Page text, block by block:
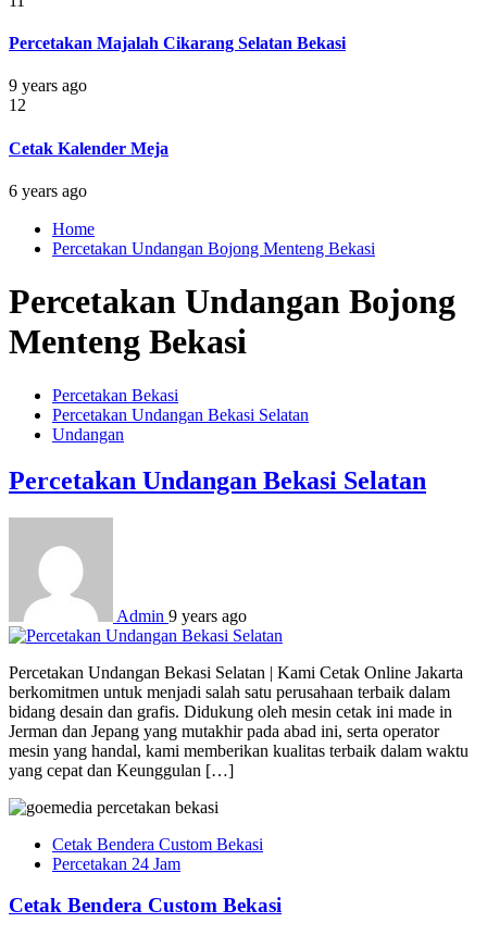
Percetakan Majalah Cikarang Selatan Bekasi
9 years ago
12
Cetak Kalender Meja
6 years ago
Home
Percetakan Undangan Bojong Menteng Bekasi
Percetakan Undangan Bojong
Menteng Bekasi
Percetakan Bekasi
Percetakan Undangan Bekasi Selatan
Undangan
Percetakan Undangan Bekasi Selatan
Admin 9 years ago
Percetakan Undangan Bekasi Selatan | Kami Cetak Online Jakarta
berkomitmen untuk menjadi salah satu perusahaan terbaik dalam
bidang desain dan grafis. Didukung oleh mesin cetak ini made in
Jerman dan Jepang yang mutakhir pada abad ini, serta operator
mesin yang handal, kami memberikan kualitas terbaik dalam waktu
yang cepat dan Keunggulan […]
Cetak Bendera Custom Bekasi
Percetakan 24 Jam
Cetak Bendera Custom Bekasi